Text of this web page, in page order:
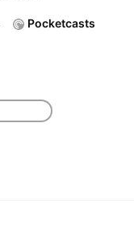
Pocketcasts